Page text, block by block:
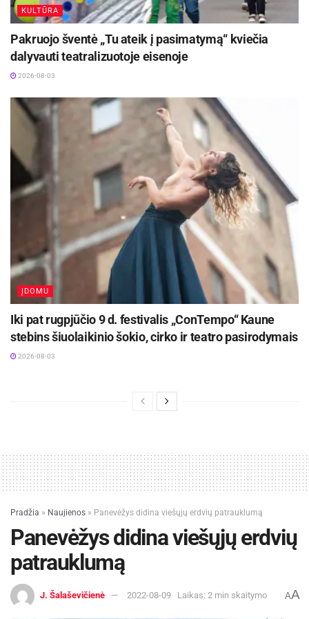
KULTŪRA
Pakruojo šventė „Tu ateik į pasimatymą“ kviečia
dalyvauti teatralizuotoje eisenoje
2026-08-03
ĮDOMU
Iki pat rugpjūčio 9 d. festivalis „ConTempo“ Kaune
stebins šiuolaikinio šokio, cirko ir teatro pasirodymais
2026-08-03
Pradžia » Naujienos » Panevėžys didina viešųjų erdvių patrauklumą
Panevėžys didina viešųjų erdvių
patrauklumą
J. Šalaševičienė 2022-08-09 Laikas: 2 min skaitymo AA